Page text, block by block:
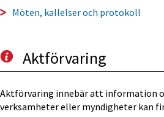
Möten, kallelser och protokoll
Aktförvaring
Aktförvaring innebär att information
verksamheter eller myndigheter kan